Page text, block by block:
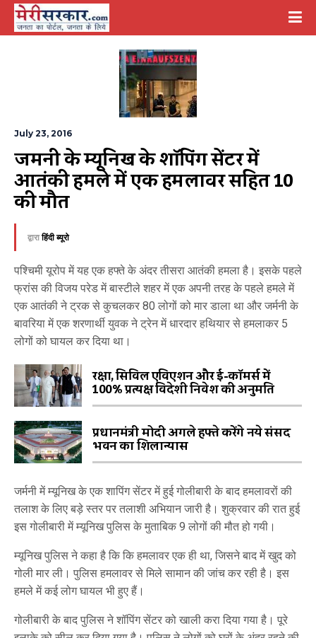
July 23, 2016
जर्मनी के म्यूनिख के शॉपिंग सेंटर में
आतंकी हमले में एक हमलावर सहित 10
की मौत
द्वाराहिंदी ब्यूरो
पश्चिमी यूरोप में यह एक हफ्ते के अंदर तीसरा आतंकी हमला है। इसके पहले
फ्रांस की विजय परेड में बास्टीले शहर में एक अपनी तरह के पहले हमले में
एक आतंकी ने ट्रक से कुचलकर 80 लोगों को मार डाला था और जर्मनी के
बावरिया में एक शरणार्थी युवक ने ट्रेन में धारदार हथियार से हमलाकर 5
लोगों को घायल कर दिया था।
रक्षा, सिविल एविएशन और ई-कॉमर्स में
100% प्रत्यक्ष विदेशी निवेश की अनुमति
प्रधानमंत्री मोदी अगले हफ्ते करेंगे नये संसद
भवन का शिलान्यास
जर्मनी में म्यूनिख के एक शापिंग सेंटर में हुई गोलीबारी के बाद हमलावरों की
तलाश के लिए बड़े स्तर पर तलाशी अभियान जारी है। शुक्रवार की रात हुई
इस गोलीबारी में म्यूनिख पुलिस के मुताबिक 9 लोगों की मौत हो गयी।
म्यूनिख पुलिस ने कहा है कि कि हमलावर एक ही था, जिसने बाद में खुद को
गोली मार ली। पुलिस हमलावर से मिले सामान की जांच कर रही है। इस
हमले में कई लोग घायल भी हुए हैं।
गोलीबारी के बाद पुलिस ने शॉपिंग सेंटर को खाली करा दिया गया है। पूरे